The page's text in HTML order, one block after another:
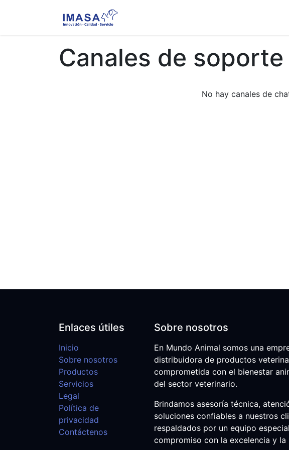
Canales de
No hay canales de
Enlaces útiles
Inicio
Sobre nosotros
Productos
Servicios
Legal
Política de
privacidad
Contáctenos
Sobre nosotros
En Mundo Animal somos una
distribuidora de productos
comprometida con el bienestar
del sector veterinario.
Brindamos asesoría técnica,
soluciones confiables a nuestros
respaldados por un equipo
compromiso con la excelencia y la